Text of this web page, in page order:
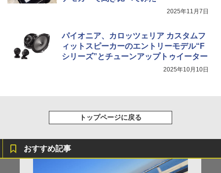
2025年11月7日
パイオニア、カロッツェリア カスタムフ
ィットスピーカーのエントリーモデル“F
シリーズ”とチューンアップトゥイーター
2025年10月10日
トップページに戻る
おすすめ記事